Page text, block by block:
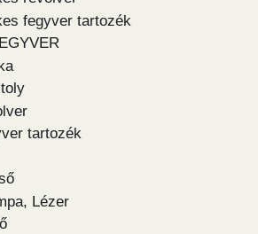
fegyver tartozék
tartozék
Lézer